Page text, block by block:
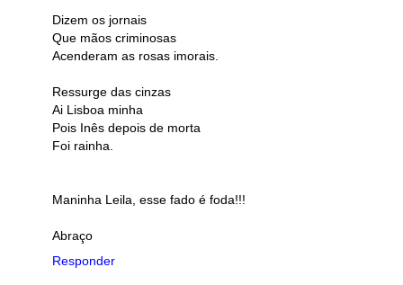
Dizem os jornais
Que mãos criminosas
Acenderam as rosas imorais.
Ressurge das cinzas
Ai Lisboa minha
Pois Inês depois de morta
Foi rainha.
Maninha Leila, esse fado é foda!!!
Abraço
Responder